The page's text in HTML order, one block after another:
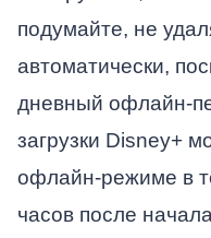
подумайте, не
автоматически,
дневный офлайн-
загрузки Disney+
офлайн-режиме в
часов после